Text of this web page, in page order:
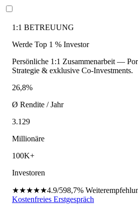
1:1 BETREUUNG
Werde Top 1 % Investor
Persönliche 1:1 Zusammenarbeit —
Strategie & exklusive Co-Investments.
26,8%
Ø Rendite / Jahr
3.129
Millionäre
100K+
Investoren
★★★★★4.9/598,7%
Kostenfreies Erstgespräch